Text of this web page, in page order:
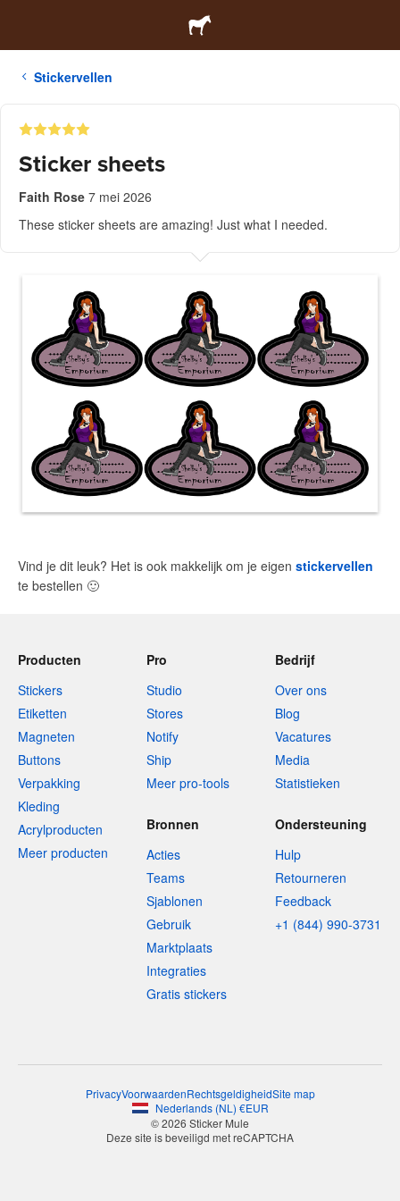
Stickervellen
Sticker sheets
Faith Rose 7 mei 2026
These sticker sheets are amazing! Just what I needed.
Vind je dit leuk? Het is ook makkelijk om je eigen stickervellen
te bestellen 🙂
Producten
Stickers
Etiketten
Magneten
Buttons
Verpakking
Kleding
Acrylproducten
Meer producten
Pro
Studio
Stores
Notify
Ship
Meer pro-tools
Bedrijf
Over ons
Blog
Vacatures
Media
Statistieken
Bronnen
Acties
Teams
Sjablonen
Gebruik
Marktplaats
Integraties
Gratis stickers
Ondersteuning
Hulp
Retourneren
Feedback
+1 (844) 990-3731
PrivacyVoorwaardenRechtsgeldigheidSite map
Nederlands(NL ) €EUR
© 2026 Sticker Mule
Deze site is beveiligd met reCAPTCHA